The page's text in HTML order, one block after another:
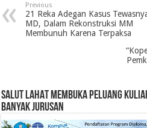
Previous
21 Reka Adegan Kasus
MD, Dalam Rekonstruksi MM
Membunuh Karena Terpaksa
SALUT LAHAT MEMBUKA PELUANG
BANYAK JURUSAN